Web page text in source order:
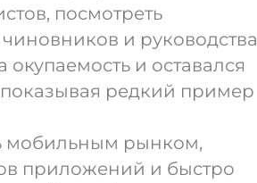
посмотреть
и руководства
окупаемость и оставался
редкий пример
мобильным рынком,
приложений и быстро